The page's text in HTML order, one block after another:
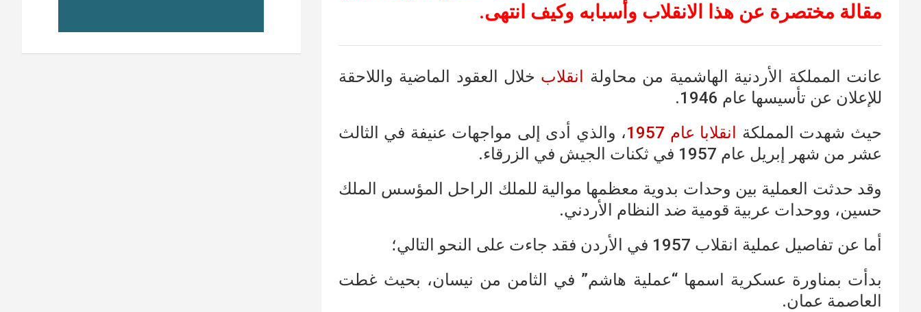
مقالة مختصرة عن هذا الانقلاب وأسبابه وكيف انتهى.
عانت المملكة الأردنية الهاشمية من محاولة انقلاب خلال العقود الماضية واللاحقة
للإعلان عن تأسيسها عام 1946.
حيث شهدت المملكة
انقلابا عام 1957
، والذي أدى إلى مواجهات عنيفة في الثالث
عشر من شهر إبريل عام 1957 في ثكنات الجيش في الزرقاء.
وقد حدثت العملية بين وحدات بدوية معظمها موالية للملك الراحل المؤسس الملك
حسين، ووحدات عربية قومية ضد النظام الأردني.
أما عن تفاصيل عملية انقلاب 1957 في الأردن فقد جاءت على النحو التالي؛
بدأت بمناورة عسكرية اسمها “عملية هاشم” في الثامن من نيسان، بحيث غطت
العاصمة عمان.